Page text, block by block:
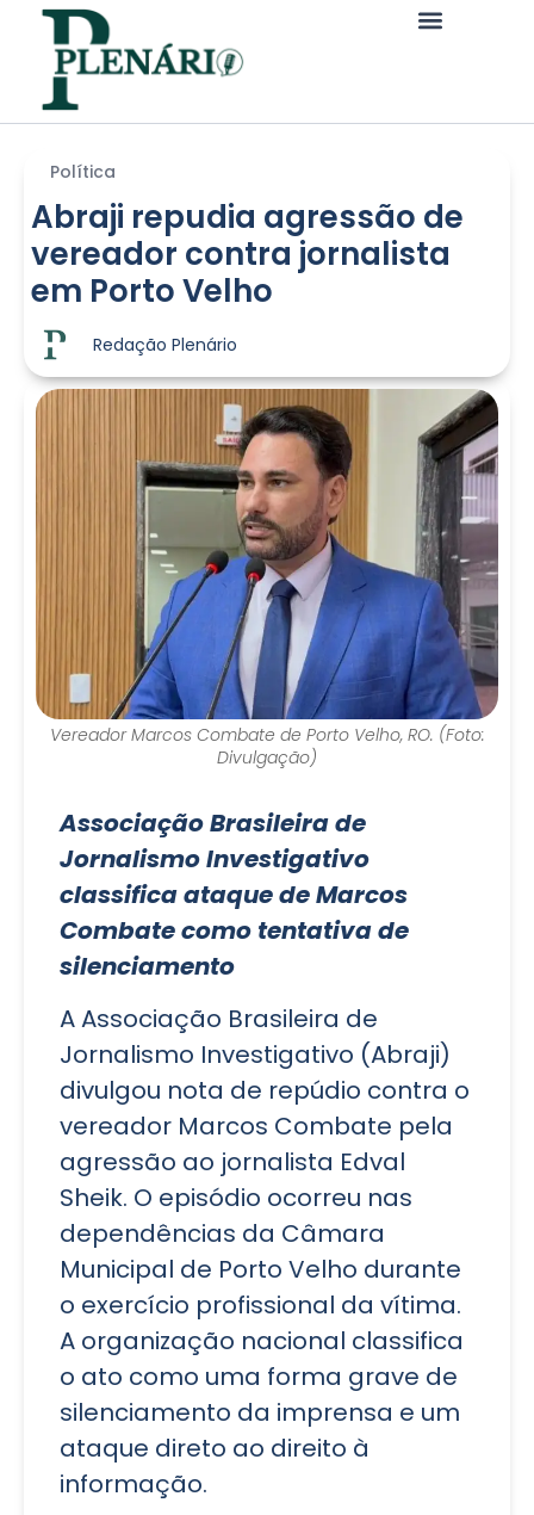
Política
Abraji repudia agressão de
vereador contra jornalista
em Porto Velho
Redação Plenário
Vereador Marcos Combate de Porto Velho, RO. (Foto:
Divulgação)
Associação Brasileira de
Jornalismo Investigativo
classifica ataque de Marcos
Combate como tentativa de
silenciamento
A Associação Brasileira de
Jornalismo Investigativo (Abraji)
divulgou nota de repúdio contra o
vereador Marcos Combate pela
agressão ao jornalista Edval
Sheik. O episódio ocorreu nas
dependências da Câmara
Municipal de Porto Velho durante
o exercício profissional da vítima.
A organização nacional classifica
o ato como uma forma grave de
silenciamento da imprensa e um
ataque direto ao direito à
informação.